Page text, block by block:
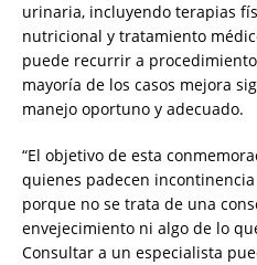
urinaria, incluyendo terapias
nutricional y tratamiento
puede recurrir a
mayoría de los casos mejora
manejo oportuno y adecuado.
“El objetivo de esta
quienes padecen
porque no se trata de una
envejecimiento ni algo de lo
Consultar a un especialista